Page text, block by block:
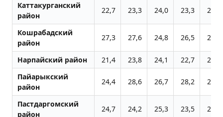
Каттакурганский
район
22,7 23,3 24,0 23,3 22,9
Кошрабадский
район
27,3 27,6 24,8 26,5 25,7
Нарпайский район 21,4 23,8 24,1 22,7
21,2
Пайарыкский
район
24,4 28,6 26,7 28,2 27,0
Пастдаргомский
район
24,7 24,2 25,3 23,5 23,4